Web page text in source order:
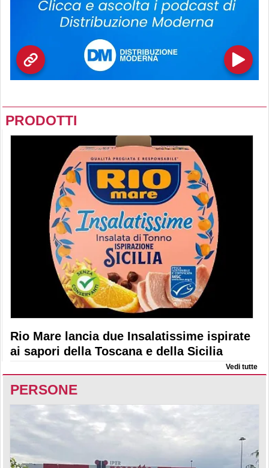
PRODOTTI
Rio Mare lancia due Insalatissime ispirate
ai sapori della Toscana e della Sicilia
Vedi tutte
PERSONE